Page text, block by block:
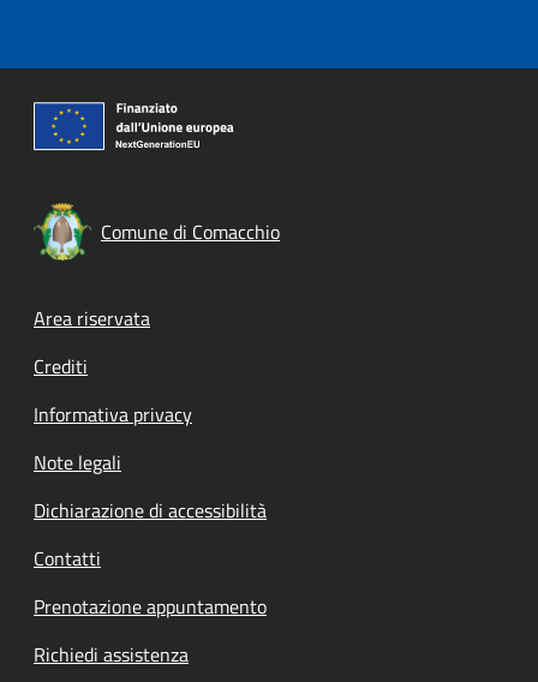
Comune di Comacchio
Footer menu
Area riservata
Crediti
Informativa privacy
Note legali
Dichiarazione di accessibilità
Contatti
Prenotazione appuntamento
Richiedi assistenza